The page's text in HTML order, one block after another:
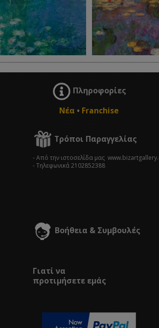
Πληροφορίες
Νέα • Franchise
Τρόποι Παραγγελίας
- Από την ιστοσελίδα μας
- Tηλεφωνικά 2102852388
Βοήθεια & Συμβουλές
Γιατί να
προτιμήσετε εμάς